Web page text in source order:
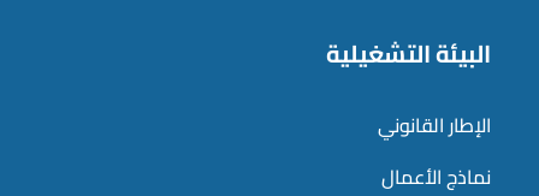
البيئة التشغيلية
الإطار القانوني
نماذج الأعمال